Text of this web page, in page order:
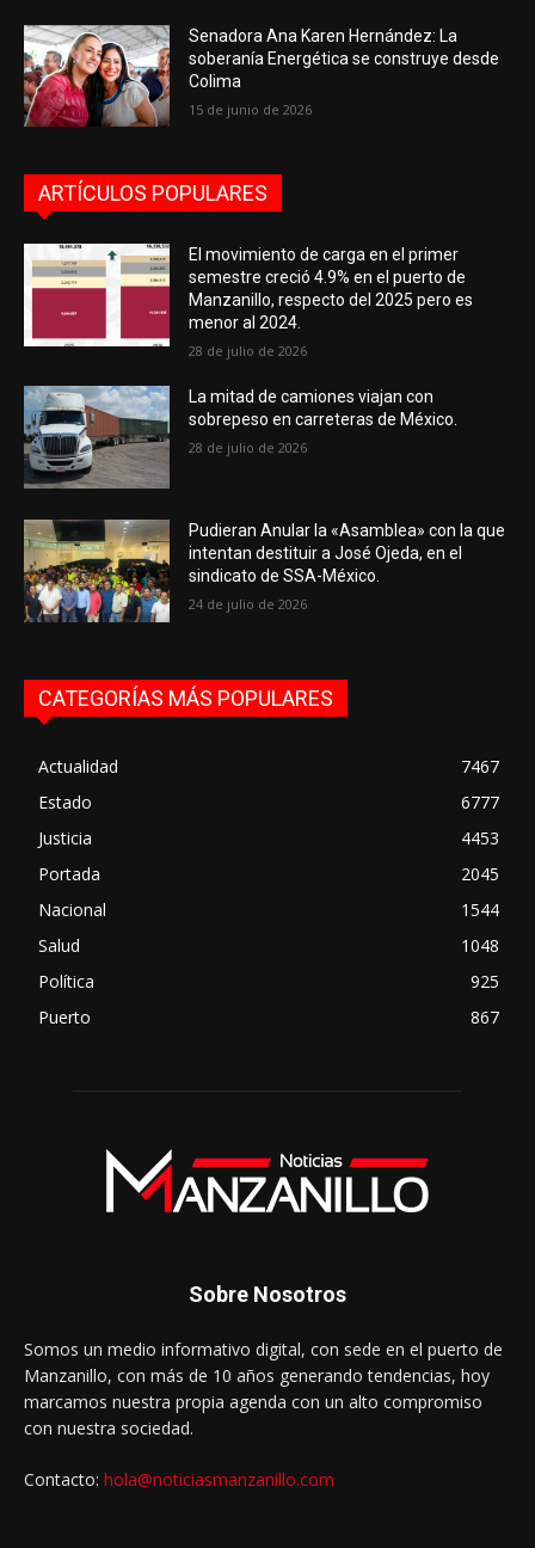
Senadora Ana Karen Hernández: La
soberanía Energética se construye desde
Colima
15 de junio de 2026
ARTÍCULOS POPULARES
El movimiento de carga en el primer
semestre creció 4.9% en el puerto de
Manzanillo, respecto del 2025 pero es
menor al 2024.
28 de julio de 2026
La mitad de camiones viajan con
sobrepeso en carreteras de México.
28 de julio de 2026
Pudieran Anular la «Asamblea» con la que
intentan destituir a José Ojeda, en el
sindicato de SSA-México.
24 de julio de 2026
CATEGORÍAS MÁS POPULARES
Actualidad
7467
Estado
6777
Justicia
4453
Portada
2045
Nacional
1544
Salud
1048
Política
925
Puerto
867
Sobre Nosotros
Somos un medio informativo digital, con sede en el puerto de
Manzanillo, con más de 10 años generando tendencias, hoy
marcamos nuestra propia agenda con un alto compromiso
con nuestra sociedad.
Contacto: hola@noticiasmanzanillo.com